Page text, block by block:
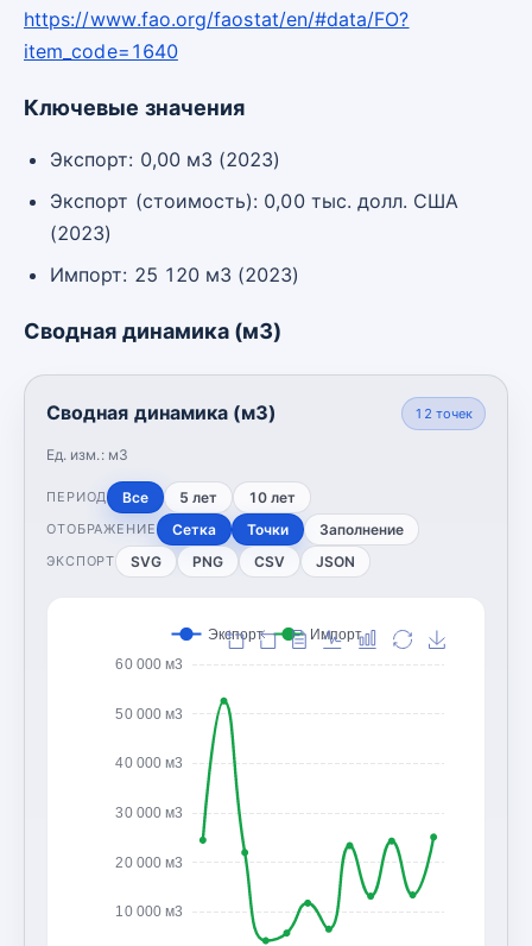
https://www.fao.org/faostat/en/#data/FO?
item_code=1640
Ключевые значения
Экспорт: 0,00 м3 (2023)
Экспорт (стоимость): 0,00 тыс. долл. США
(2023)
Импорт: 25 120 м3 (2023)
Сводная динамика (м3)
Сводная динамика (м3)
Ед. изм.: м3
12 точек
ПЕРИОД Все 5 лет 10 лет
ОТОБРАЖЕНИЕ Сетка Точки Заполнение
ЭКСПОРТ SVG PNG CSV JSON
10 000 м3
20 000 м3
30 000 м3
40 000 м3
50 000 м3
60 000 м3
Экспорт Импорт